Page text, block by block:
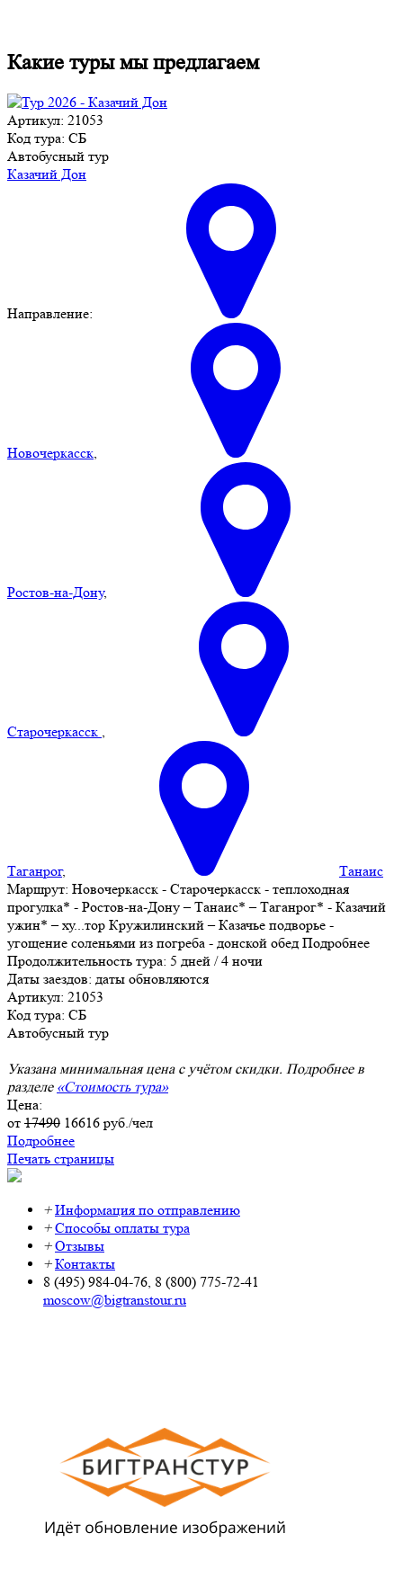
Какие туры мы предлагаем
Артикул: 21053
Код тура: СБ
Автобусный тур
Казачий Дон
Направление:
Новочеркасск
Ростов-на-Дону,
Старочеркасск
Таганрог,
Танаис
Маршрут: Новочеркасск - Старочеркасск - теплоходная
прогулка* - Ростов-на-Дону – Танаис* – Таганрог* - Казачий
ужин* – ху... тор Кружилинский – Казачье подворье -
угощение соленьями из погреба - донской обед Подробнее
Продолжительность тура: 5 дней / 4 ночи
Даты заездов: даты обновляются
Артикул: 21053
Код тура: СБ
Автобусный тур
Указана минимальная цена с учётом скидки. Подробнее в
разделе «Стоимость тура»
Цена:
от 17490 16616 руб./чел
Подробнее
Печать страницы
+ Информация по отправлению
+ Способы оплаты тура
+ Отзывы
+ Контакты
8 (495) 984-04-76, 8 (800) 775-72-41
moscow@bigtranstour.ru